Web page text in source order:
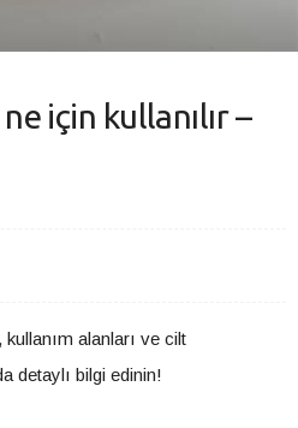
için kullanılır –
alanları ve cilt
detaylı bilgi edinin!